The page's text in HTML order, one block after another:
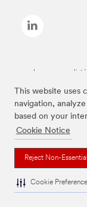
This website uses
navigation,
based on your
Cookie Notice
Reject Non-
Cookie
Les marques